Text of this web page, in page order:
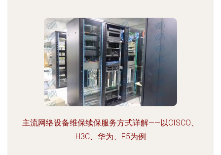
主流网络设备维保续保服务方式详解——以CISCO、
H3C、华为、F5为例